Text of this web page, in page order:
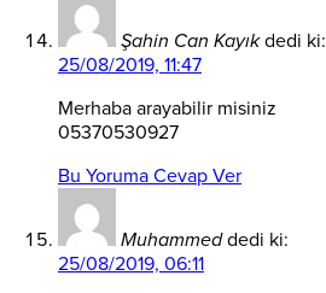
Şahin Can Kayık dedi ki:
25/08/2019, 11:47
Merhaba arayabilir misiniz
05370530927
Bu Yoruma Cevap Ver
Muhammed dedi ki:
25/08/2019, 06:11